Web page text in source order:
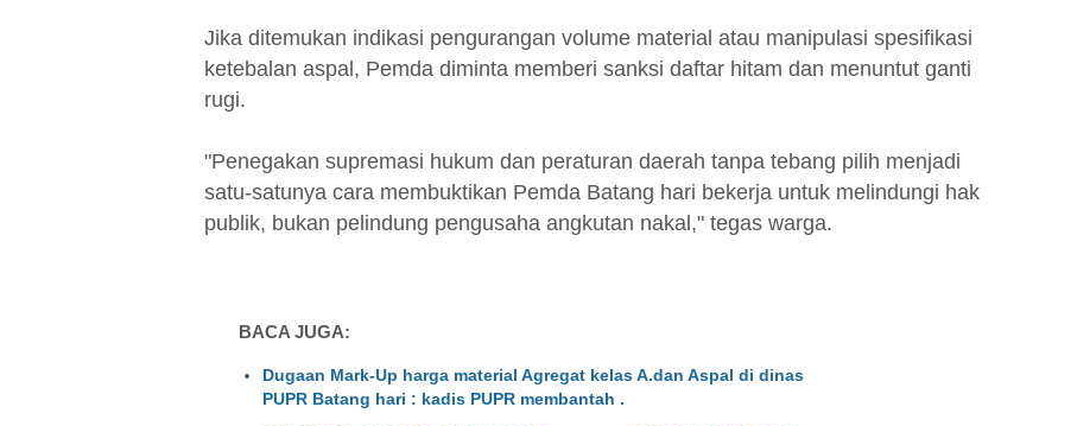
Jika ditemukan indikasi pengurangan volume material atau manipulasi spesifikasi
ketebalan aspal, Pemda diminta memberi sanksi daftar hitam dan menuntut ganti
rugi.
"Penegakan supremasi hukum dan peraturan daerah tanpa tebang pilih menjadi
satu-satunya cara membuktikan Pemda Batang hari bekerja untuk melindungi hak
publik, bukan pelindung pengusaha angkutan nakal," tegas warga.
BACA JUGA:
Dugaan Mark-Up harga material Agregat kelas A.dan Aspal di dinas
PUPR Batang hari : kadis PUPR membantah .